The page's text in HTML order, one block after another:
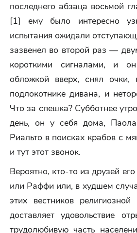
последнего абзаца восьмой
[1] ему было интересно
испытания ожидали
зазвенел во второй раз —
короткими сигналами, и
обложкой вверх, снял очки,
подлокотнике дивана, и
Что за спешка? Субботнее
день, он у себя дома,
Риальто в поисках крабов с
и тут этот звонок.
Вероятно, кто-то из друзей
или Раффи или, в худшем
этих вестников
доставляет удовольствие
трудолюбивую часть